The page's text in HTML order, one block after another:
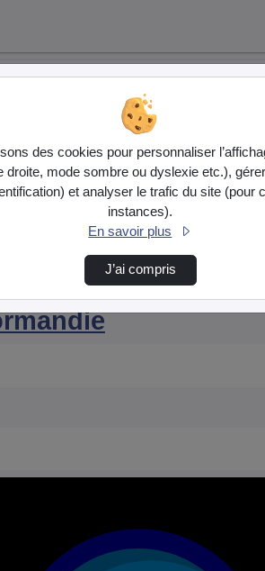
8
des cookies pour personnaliser
droite, mode sombre ou dyslexie etc.),
et analyser le trafic du site (pour
instances).
En savoir plus
J’ai compris